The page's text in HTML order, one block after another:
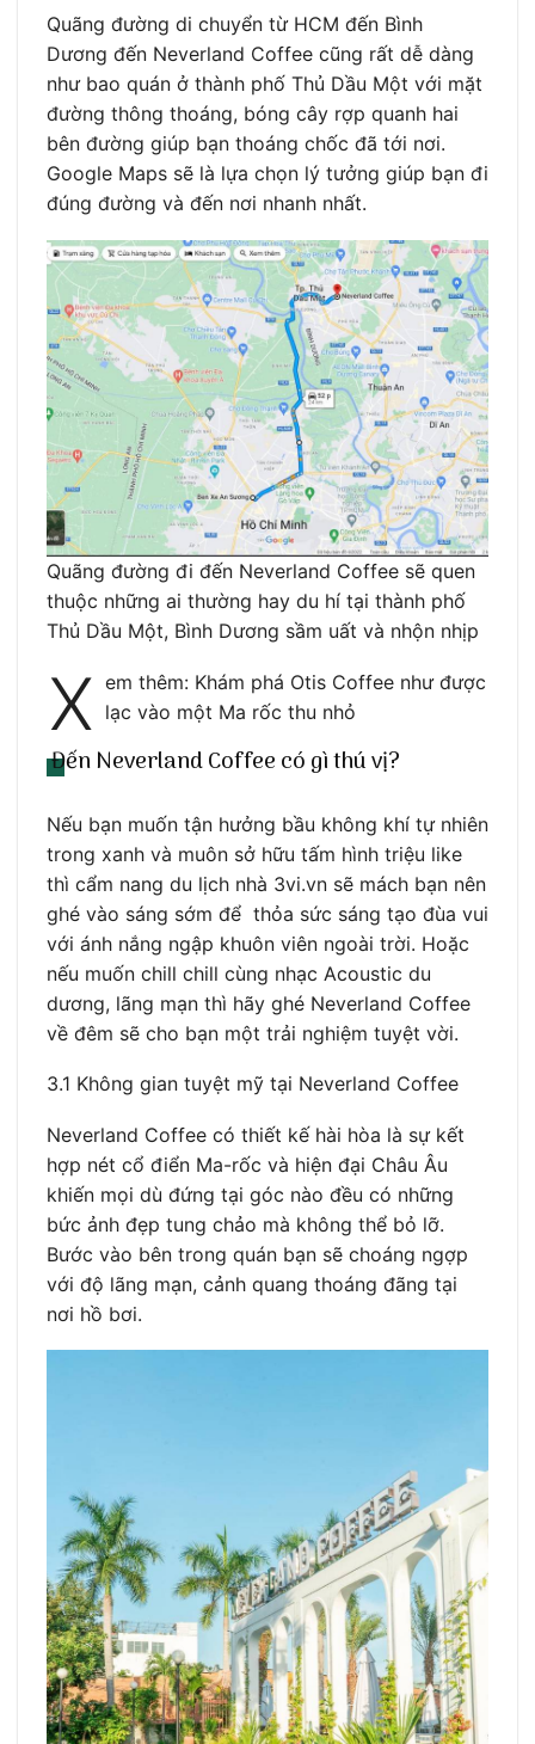
Quãng đường di chuyển từ HCM đến Bình
Dương đến Neverland Coffee cũng rất dễ dàng
như bao quán ở thành phố Thủ Dầu Một với mặt
đường thông thoáng, bóng cây rợp quanh hai
bên đường giúp bạn thoáng chốc đã tới nơi.
Google Maps sẽ là lựa chọn lý tưởng giúp bạn đi
đúng đường và đến nơi nhanh nhất.
Quãng đường đi đến Neverland Coffee sẽ quen
thuộc những ai thường hay du hí tại thành phố
Thủ Dầu Một, Bình Dương sầm uất và nhộn nhịp
X em thêm: Khám phá Otis Coffee như được
lạc vào một Ma rốc thu nhỏ
Đến Neverland Coffee có gì thú vị?
Nếu bạn muốn tận hưởng bầu không khí tự nhiên
trong xanh và muôn sở hữu tấm hình triệu like
thì cẩm nang du lịch nhà 3vi.vn sẽ mách bạn nên
ghé vào sáng sớm để thỏa sức sáng tạo đùa vui
với ánh nắng ngập khuôn viên ngoài trời. Hoặc
nếu muốn chill chill cùng nhạc Acoustic du
dương, lãng mạn thì hãy ghé Neverland Coffee
về đêm sẽ cho bạn một trải nghiệm tuyệt vời.
3.1 Không gian tuyệt mỹ tại Neverland Coffee
Neverland Coffee có thiết kế hài hòa là sự kết
hợp nét cổ điển Ma-rốc và hiện đại Châu Âu
khiến mọi dù đứng tại góc nào đều có những
bức ảnh đẹp tung chảo mà không thể bỏ lỡ.
Bước vào bên trong quán bạn sẽ choáng ngợp
với độ lãng mạn, cảnh quang thoáng đãng tại
nơi hồ bơi.